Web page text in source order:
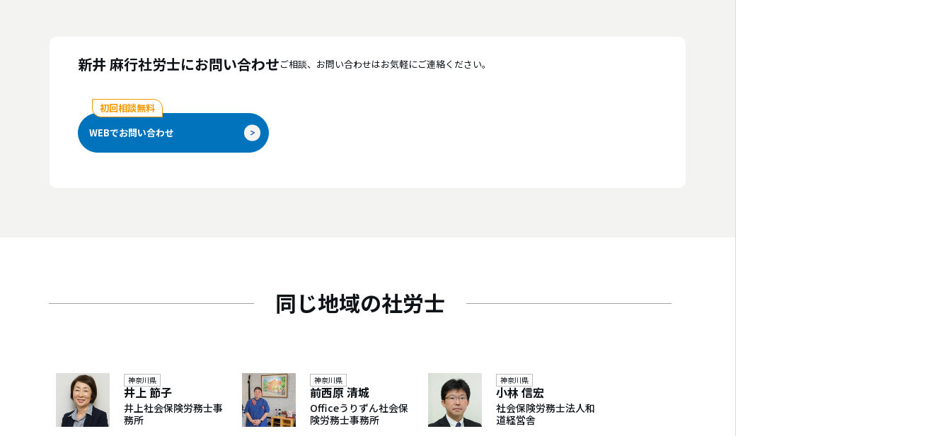
対応可能業界 小売業、卸売業、医療、介護福祉業、教育業、金融、保険業
対応事業規模
保有資格 危険物取扱者
新井 麻行社労士にお問い合わせご相談、お問い合わせはお気軽にご連絡ください。
初回相談無料
WEBでお問い合わせ
同じ地域の社労士
井上 節子
神奈川県
井上社会保険労務士事
務所
前西原 清城
神奈川県
Officeうりずん社会保
険労務士事務所
小林 信宏
神奈川県
社会保険労務士法人和
道経営舎